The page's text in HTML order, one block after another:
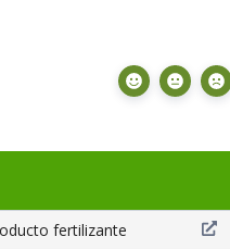
fertilizante